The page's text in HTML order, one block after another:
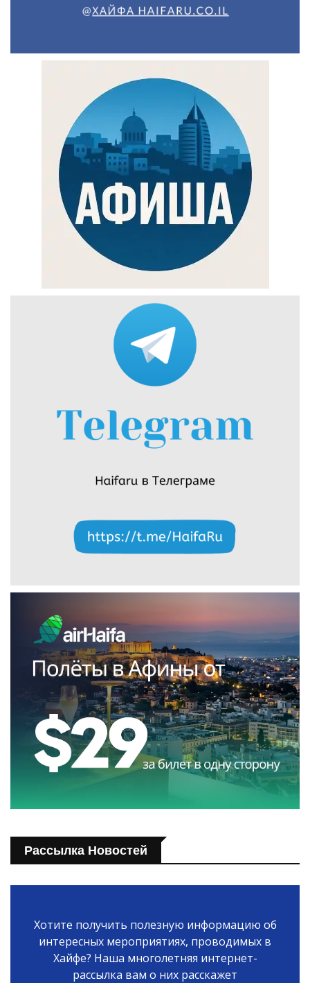
Рассылка Новостей
Хотите получить полезную информацию об
интересных мероприятиях, проводимых в
Хайфе? Наша многолетняя интернет-
рассылка вам о них расскажет